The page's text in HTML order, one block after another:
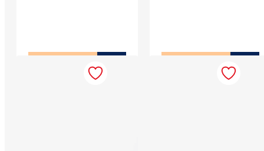
ADAUGĂ ÎN COȘ ADAUGĂ ÎN COȘ